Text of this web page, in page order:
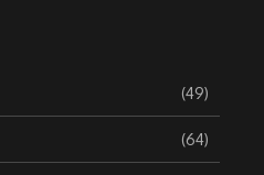
(49)
(64)